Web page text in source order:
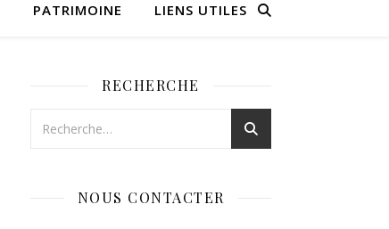
PATRIMOINE LIENS UTILES
RECHERCHE
NOUS CONTACTER